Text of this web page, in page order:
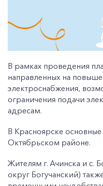
В рамках проведения
направленных на
электроснабжения,
ограничения подачи
адресам.
В Красноярске
Октябрьском районе.
Жителям г. Ачинска и с.
округ Богучанский)